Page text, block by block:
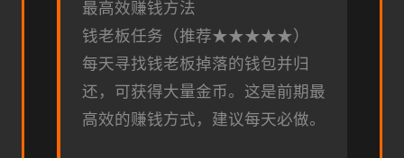
最高效赚钱方法
钱老板任务（推荐★★★★★）
每天寻找钱老板掉落的钱包并归
还，可获得大量金币。这是前期最
高效的赚钱方式，建议每天必做。